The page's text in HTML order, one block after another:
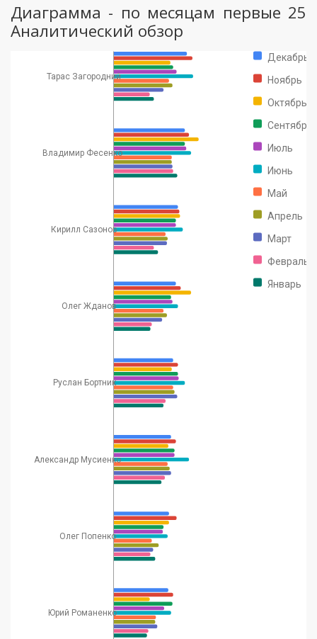
Диаграмма - по месяцам первые 25
Аналитический обзор
Декабрь
Ноябрь
Октябрь
Сентябрь
Июль
Июнь
Май
Апрель
Март
Февраль
Январь
Тарас Загородний
Владимир Фесенко
Кирилл Сазонов
Олег Жданов
Руслан Бортник
Александр Мусиенко
Олег Попенко
Юрий Романенко